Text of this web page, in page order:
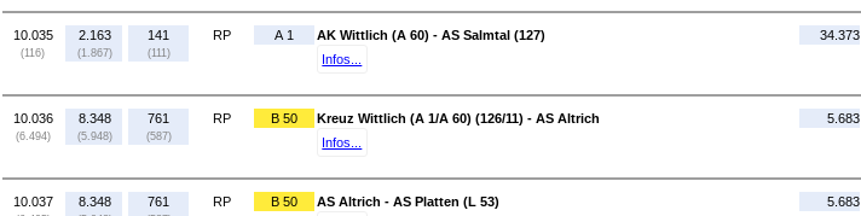
10.035
(116)
2.163
(1.867)
141
(111)
RP A 1
AK Wittlich (A 60) - AS Salmtal (127)
Infos...
34.373
10.036
(6.494)
8.348
(5.948)
761
(587)
RP B 50
Kreuz Wittlich (A 1/A 60) (126/11) - AS Altrich
Infos...
5.683
10.037 8.348 761 RP B 50 AS Altrich - AS Platten (L 53) 5.683